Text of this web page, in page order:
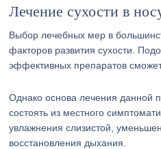
Лечение сухости в
Выбор лечебных мер в
факторов развития сухости.
эффективных препаратов сможет
Однако основа лечения данной
состоять из местного
увлажнения слизистой,
восстановления дыхания.